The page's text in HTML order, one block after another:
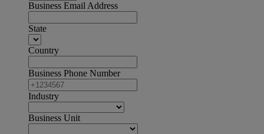
Business Email Address
State
Country
Business Phone Number
Industry
Business Unit